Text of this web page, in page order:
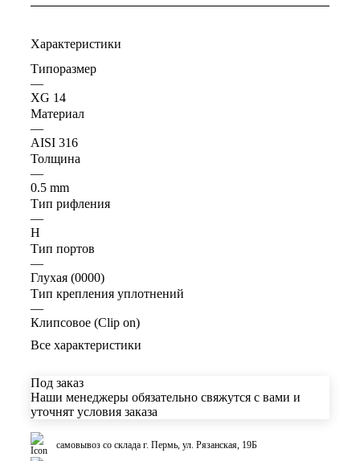
Характеристики
Типоразмер
—
XG 14
Материал
—
AISI 316
Толщина
—
0.5 mm
Тип рифления
—
H
Тип портов
—
Глухая (0000)
Тип крепления уплотнений
—
Клипсовое (Clip on)
Все характеристики
Под заказ
Наши менеджеры обязательно свяжутся с вами и
уточнят условия заказа
самовывоз со склада г. Пермь, ул. Рязанская, 19Б